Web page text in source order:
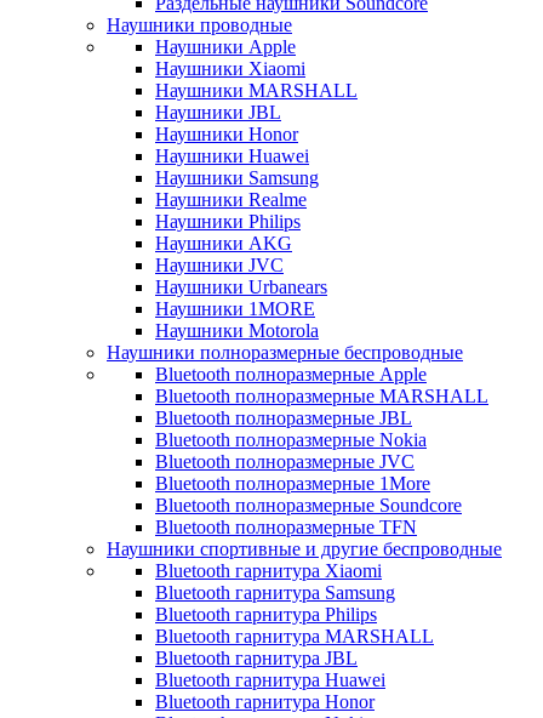
Наушники проводные
Наушники Apple
Наушники Xiaomi
Наушники MARSHALL
Наушники JBL
Наушники Honor
Наушники Huawei
Наушники Samsung
Наушники Realme
Наушники Philips
Наушники AKG
Наушники JVC
Наушники Urbanears
Наушники 1MORE
Наушники Motorola
Наушники полноразмерные беспроводные
Bluetooth полноразмерные Apple
Bluetooth полноразмерные MARSHALL
Bluetooth полноразмерные JBL
Bluetooth полноразмерные Nokia
Bluetooth полноразмерные JVC
Bluetooth полноразмерные 1More
Bluetooth полноразмерные Soundcore
Bluetooth полноразмерные TFN
Наушники спортивные и другие беспроводные
Bluetooth гарнитура Xiaomi
Bluetooth гарнитура Samsung
Bluetooth гарнитура Philips
Bluetooth гарнитура MARSHALL
Bluetooth гарнитура JBL
Bluetooth гарнитура Huawei
Bluetooth гарнитура Honor